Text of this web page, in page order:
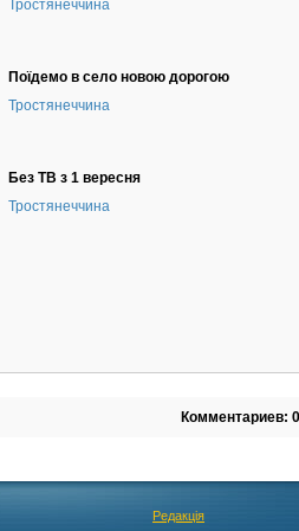
Тростянеччина
Поїдемо в село новою дорогою
Тростянеччина
Без ТВ з 1 вересня
Тростянеччина
Комментариев: 0
Редакція